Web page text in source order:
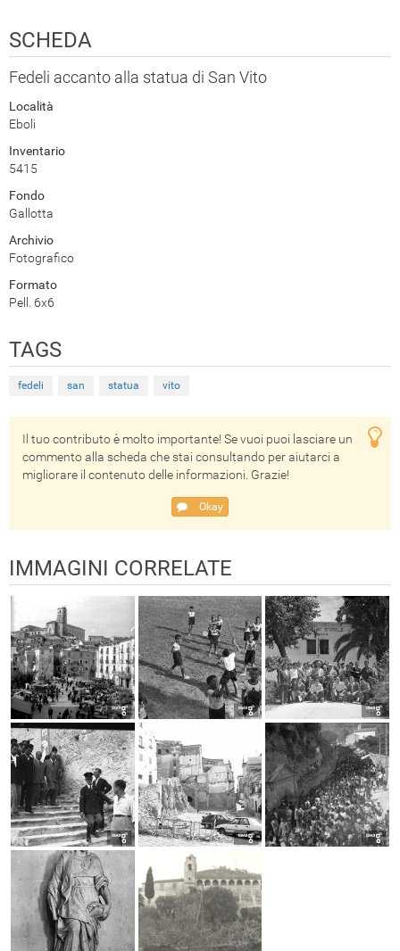
SCHEDA
Fedeli accanto alla statua di San Vito
Località
Eboli
Inventario
5415
Fondo
Gallotta
Archivio
Fotografico
Formato
Pell. 6x6
TAGS
fedeli san statua vito
Il tuo contributo è molto importante! Se vuoi puoi lasciare un
commento alla scheda che stai consultando per aiutarci a
migliorare il contenuto delle informazioni. Grazie!
Okay
IMMAGINI CORRELATE